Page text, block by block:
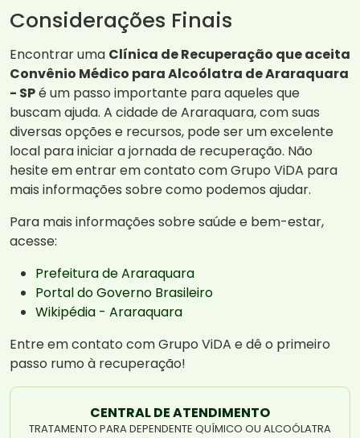
Considerações Finais
Encontrar uma Clínica de Recuperação que aceita
Convênio Médico para Alcoólatra de Araraquara
- SPé um passo importante para aqueles que
buscam ajuda. A cidade de Araraquara, com suas
diversas opções e recursos, pode ser um excelente
local para iniciar a jornada de recuperação. Não
hesite em entrar em contato com Grupo ViDA para
mais informações sobre como podemos ajudar.
Para mais informações sobre saúde e bem-estar,
acesse:
Prefeitura de Araraquara
Portal do Governo Brasileiro
Wikipédia - Araraquara
Entre em contato com Grupo ViDA e dê o primeiro
passo rumo à recuperação!
CENTRAL DE ATENDIMENTO
TRATAMENTO PARA DEPENDENTE QUÍMICO OU ALCOÓLATRA